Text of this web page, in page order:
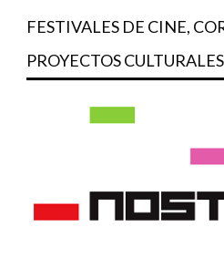
FESTIVALES DE CINE,
PROYECTOS CULTURALES